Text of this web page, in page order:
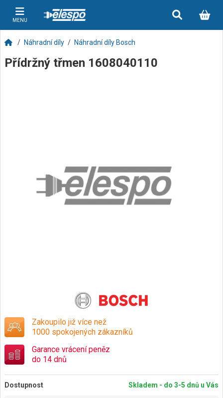
MENU
Náhradní díly Náhradní díly Bosch
Přídržný třmen 1608040110
Zakoupilo již více než
1000 spokojených zákazníků
Garance vrácení peněz
do 14 dnů
Dostupnost Skladem - do 3-5 dnů u Vás